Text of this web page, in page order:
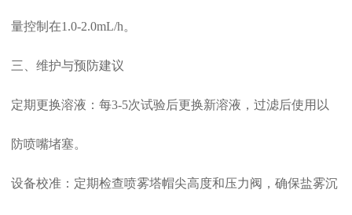
量控制在1.0-2.0mL/h。
三、维护与预防建议
定期更换溶液‌：每3-5次试验后更换新溶液，过滤后使用以
防喷嘴堵塞。
设备校准‌：定期检查喷雾塔帽尖高度和压力阀，确保盐雾沉